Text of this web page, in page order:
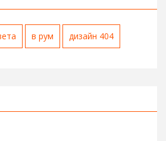
в рум дизайн 404